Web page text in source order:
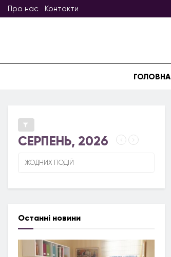
Про нас Контакти
ГОЛОВНА
СЕРПЕНЬ, 2026
ЖОДНИХ ПОДІЙ
Останні новини